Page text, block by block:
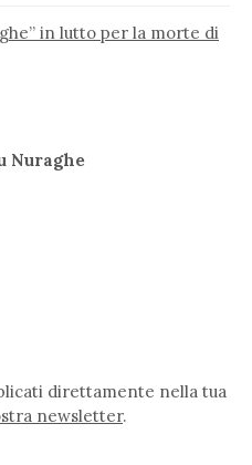
in lutto per la morte di
Nuraghe
direttamente nella tua
newsletter.